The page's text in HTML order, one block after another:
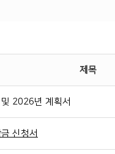
제목
2026년 계획서
신청서